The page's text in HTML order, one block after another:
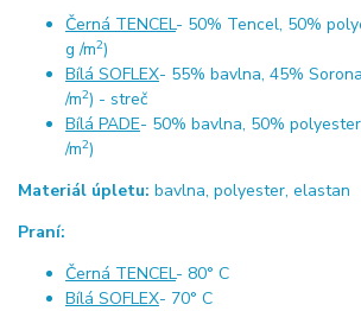
Černá TENCEL- 50% Tencel, 50%
g /m2)
Bílá SOFLEX- 55% bavlna, 45%
/m2) - streč
Bílá PADE- 50% bavlna, 50%
/m2)
Materiál úpletu: bavlna, polyester, elastan
Praní:
Černá TENCEL- 80° C
Bílá SOFLEX- 70° C